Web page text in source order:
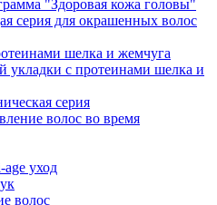
"Здоровая кожа головы"
серия для окрашенных волос
шелка и жемчуга
укладки с протеинами шелка и
серия
волос во время
уход
волос